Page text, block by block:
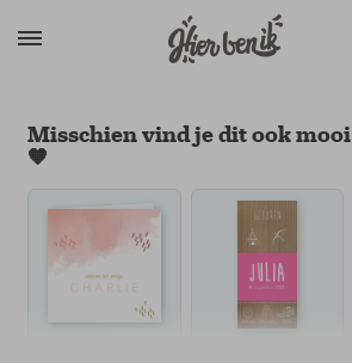
Misschien vind je dit ook mooi
🧡